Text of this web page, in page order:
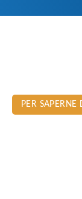
PER SAPERNE